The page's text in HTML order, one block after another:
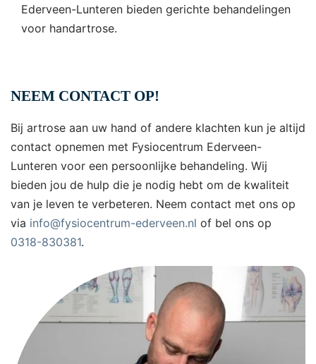
Ederveen-Lunteren bieden gerichte behandelingen
voor handartrose.
NEEM CONTACT OP!
Bij artrose aan uw hand of andere klachten kun je altijd
contact opnemen met Fysiocentrum Ederveen-
Lunteren voor een persoonlijke behandeling. Wij
bieden jou de hulp die je nodig hebt om de kwaliteit
van je leven te verbeteren. Neem contact met ons op
via info@fysiocentrum-ederveen.nl of bel ons op
0318-830381.